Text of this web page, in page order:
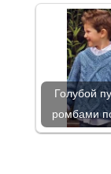
Голубой
ромбами